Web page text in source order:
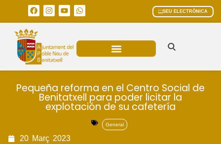
SEU ELECTRÒNICA
Pequeña reforma en el Centro Social de
Benitatxell para poder licitar la
explotación de su cafetería
General
20 Març 2023